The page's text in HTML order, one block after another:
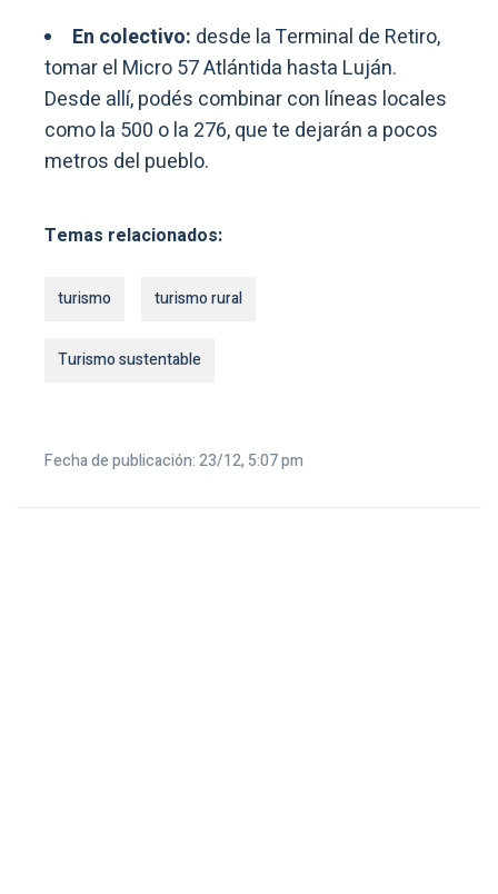
En colectivo: desde la Terminal de Retiro,
tomar el Micro 57 Atlántida hasta Luján.
Desde allí, podés combinar con líneas locales
como la 500 o la 276, que te dejarán a pocos
metros del pueblo.
Temas relacionados:
turismo turismo rural
Turismo sustentable
Fecha de publicación: 23/12, 5:07 pm